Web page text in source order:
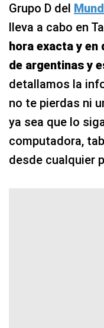
Grupo D del
lleva a cabo en
hora exacta y en
de argentinas y
detallamos la
no te pierdas ni
ya sea que lo
computadora,
desde cualquier